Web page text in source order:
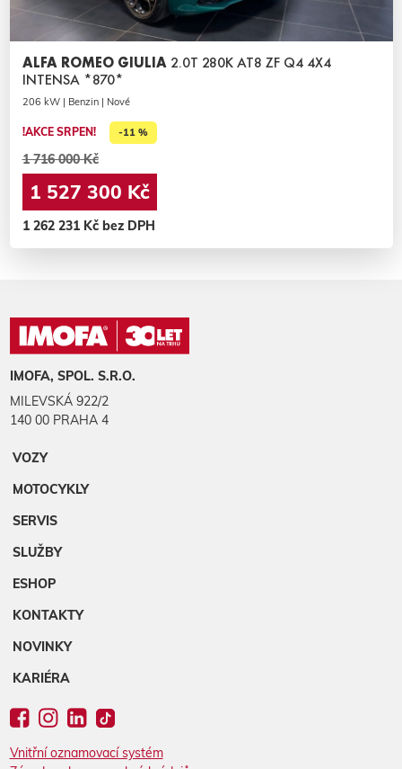
ALFA ROMEO GIULIA 2.0T 280K AT8 ZF Q4 4X4
INTENSA *870*
206 kW | Benzin | Nové
!AKCE SRPEN! -11 %
1 716 000 Kč
1 527 300 Kč
1 262 231 Kč bez DPH
IMOFA, SPOL. S.R.O.
MILEVSKÁ 922/2
140 00 PRAHA 4
VOZY
MOTOCYKLY
SERVIS
SLUŽBY
ESHOP
KONTAKTY
NOVINKY
KARIÉRA
Vnitřní oznamovací systém